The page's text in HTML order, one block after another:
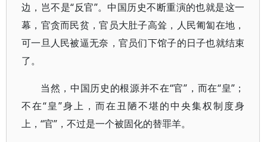
边，岂不是“反官”。中国历史不断重演的也就是这一
幕，官贪而民贫，官员大肚子高耸，人民匍匐在地，
可一旦人民被逼无奈，官员们下馆子的日子也就结束
了。
当然，中国历史的根源并不在“官”，而在“皇”；
不在“皇”身上，而在丑陋不堪的中央集权制度身
上，“官”，不过是一个被固化的替罪羊。